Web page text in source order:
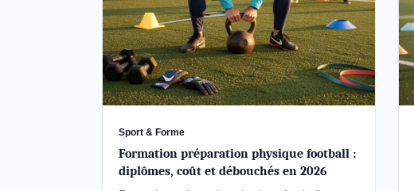
Sport & Forme
Formation préparation physique football :
diplômes, coût et débouchés en 2026